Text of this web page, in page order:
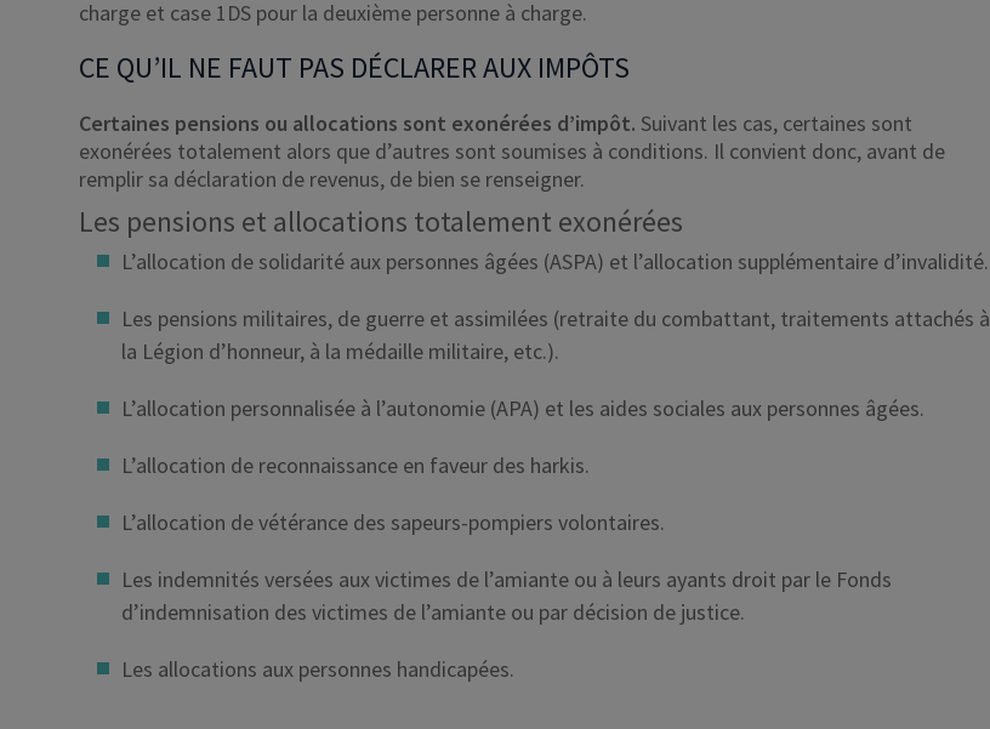
charge et case 1DS pour la deuxième personne à charge.
CE QU’IL NE FAUT PAS DÉCLARER AUX IMPÔTS
Certaines pensions ou allocations sont exonérées d’impôt. Suivant les cas, certaines sont
exonérées totalement alors que d’autres sont soumises à conditions. Il convient donc, avant de
remplir sa déclaration de revenus, de bien se renseigner.
Les pensions et allocations totalement exonérées
L’allocation de solidarité aux personnes âgées (ASPA) et l’allocation supplémentaire d’invalidité.
Les pensions militaires, de guerre et assimilées (retraite du combattant, traitements attachés à
la Légion d’honneur, à la médaille militaire, etc.).
L’allocation personnalisée à l’autonomie (APA) et les aides sociales aux personnes âgées.
L’allocation de reconnaissance en faveur des harkis.
L’allocation de vétérance des sapeurs-pompiers volontaires.
Les indemnités versées aux victimes de l’amiante ou à leurs ayants droit par le Fonds
d’indemnisation des victimes de l’amiante ou par décision de justice.
Les allocations aux personnes handicapées.